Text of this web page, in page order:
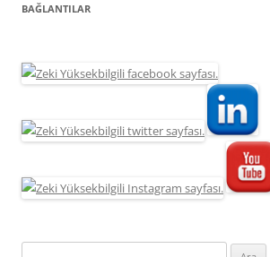
BAĞLANTILAR